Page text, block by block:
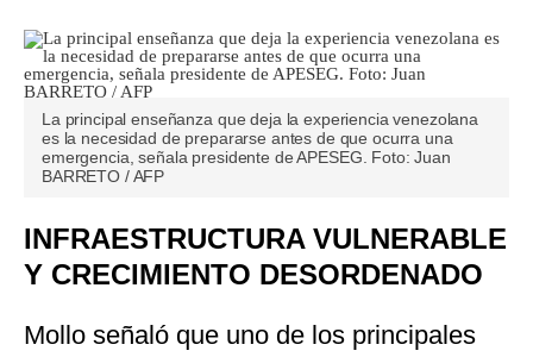
La principal enseñanza que deja la experiencia venezolana
es la necesidad de prepararse antes de que ocurra una
emergencia, señala presidente de APESEG. Foto: Juan
BARRETO / AFP
INFRAESTRUCTURA VULNERABLE
Y CRECIMIENTO DESORDENADO
Mollo señaló que uno de los principales